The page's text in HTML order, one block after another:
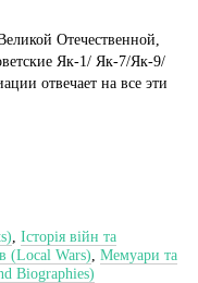
Отечественной,
Як-1/ Як-7/Як-9/
отвечает на все эти
Історія війн та
(Local Wars)
Мемуари та
Biographies)